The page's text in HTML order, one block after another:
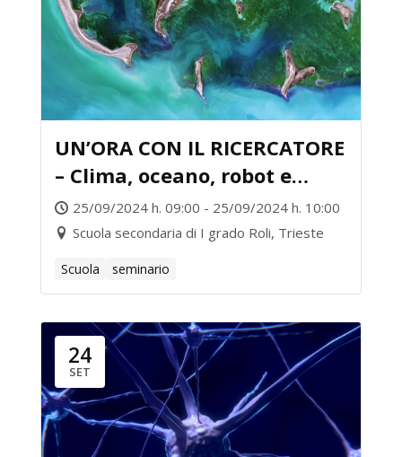
UN’ORA CON IL RICERCATORE
– Clima, oceano, robot e
supercomputer
25/09/2024 h. 09:00 - 25/09/2024 h. 10:00
Scuola secondaria di I grado Roli, Trieste
Scuola seminario
24
SET